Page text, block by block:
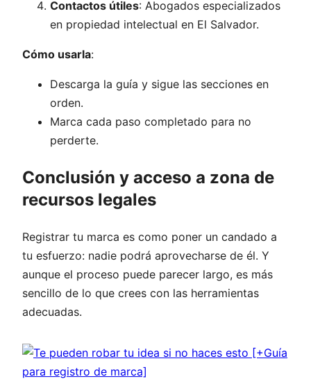
Contactos útiles: Abogados especializados
en propiedad intelectual en El Salvador.
Cómo usarla:
Descarga la guía y sigue las secciones en
orden.
Marca cada paso completado para no
perderte.
Conclusión y acceso a zona de
recursos legales
Registrar tu marca es como poner un candado a
tu esfuerzo: nadie podrá aprovecharse de él. Y
aunque el proceso puede parecer largo, es más
sencillo de lo que crees con las herramientas
adecuadas.